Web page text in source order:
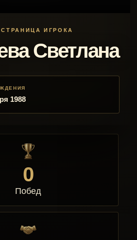
ИГРОКА
Светлана
1988
0
Побед